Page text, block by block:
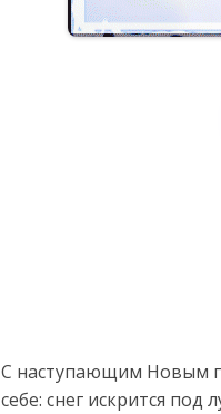
С наступающим Новым
себе: снег искрится